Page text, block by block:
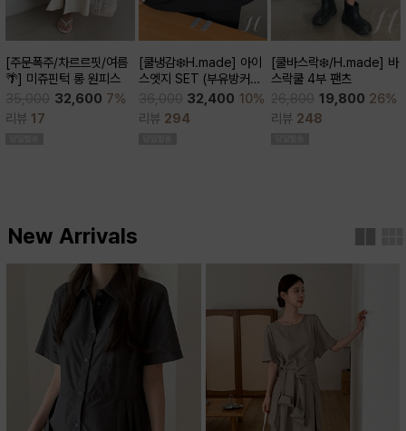
[주문폭주/차르르핏/여름
🌴] 미쥬핀턱 롱 원피스
32,600 7%
리뷰 17
[쿨냉감❄️H.made] 아이
스엣지 SET (부유방커버/
쿨세트/코디활용굿/출근
룩,데일리룩)
32,400 10%
리뷰 294
[쿨바스락❄️/H.made] 바
스락쿨 4부 팬츠
19,800 26%
리뷰 248
New Arrivals